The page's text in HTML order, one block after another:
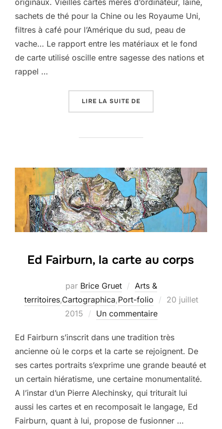
sachets de thé pour la Chine ou les Royaume Uni,
filtres à café pour l’Amérique du sud, peau de
vache… Le rapport entre les matériaux et le fond
de carte utilisé oscille entre sagesse des nations et
rappel …
LIRE LA SUITE DE
Ed Fairburn, la carte au corps
par Brice Gruet
Arts &
territoires,Cartographica,Port-folio
Publié
20 juillet
2015
Un commentaire
Ed Fairburn s’inscrit dans une tradition très
ancienne où le corps et la carte se rejoignent. De
ses cartes portraits s’exprime une grande beauté et
un certain hiératisme, une certaine monumentalité.
A l’instar d’un Pierre Alechinsky, qui triturait lui
aussi les cartes et en recomposait le langage, Ed
Fairburn, quant à lui, propose de fusionner …